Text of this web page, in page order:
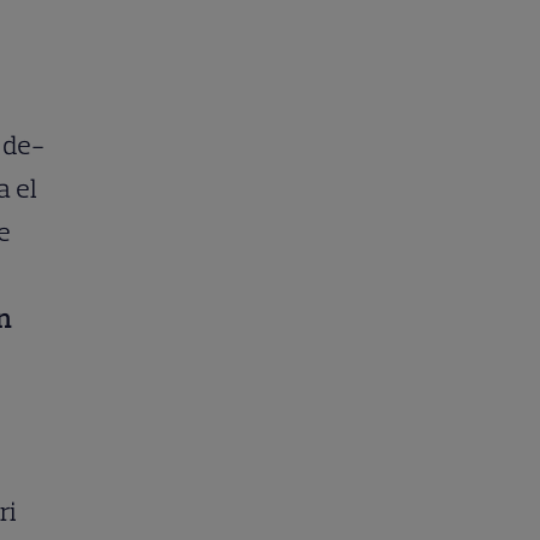
el